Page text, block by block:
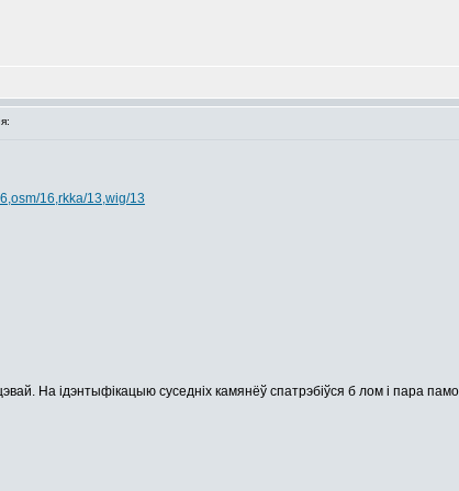
16,rkka/13,wig/13
На ідэнтыфікацыю суседніх камянёў спатрэбіўся б лом і пара